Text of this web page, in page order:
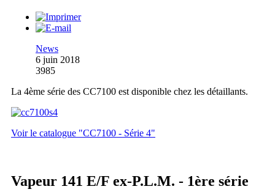
News
6 juin 2018
3985
La 4ème série des CC7100 est disponible chez les détaillants.
Voir le catalogue "CC7100 - Série 4"
Vapeur 141 E/F ex-P.L.M. - 1ère série